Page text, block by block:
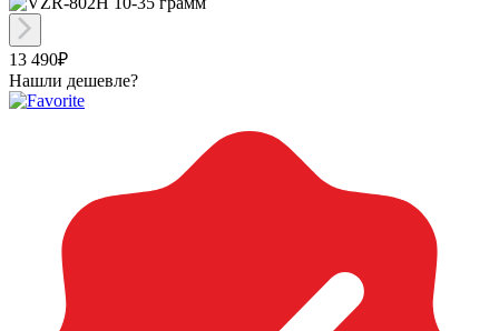
13 490₽
Нашли дешевле?